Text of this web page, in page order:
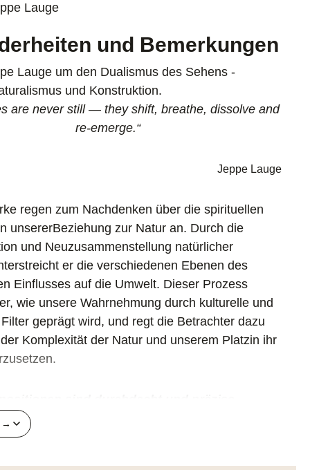
Lauge
und Bemerkungen
Lauge um den Dualismus des Sehens -
und Konstruktion.
are never still — they shift, breathe, dissolve and
re-emerge.“
Jeppe Lauge
regen zum Nachdenken über die spirituellen
unsererBeziehung zur Natur an. Durch die
und Neuzusammenstellung natürlicher
er die verschiedenen Ebenen des
Einflusses auf die Umwelt. Dieser Prozess
wie unsere Wahrnehmung durch kulturelle und
geprägt wird, und regt die Betrachter dazu
Komplexität der Natur und unserem Platzin ihr
→